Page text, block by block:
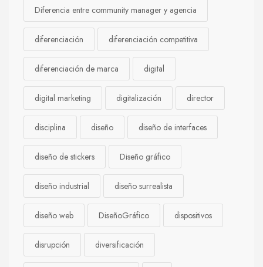
Diferencia entre community manager y agencia
diferenciación diferenciación competitiva
diferenciación de marca digital
digital marketing digitalización director
disciplina diseño diseño de interfaces
diseño de stickers Diseño gráfico
diseño industrial diseño surrealista
diseño web DiseñoGráfico dispositivos
disrupción diversificación